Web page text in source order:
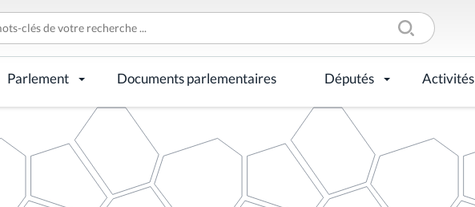
Parlement Documents parlementaires Députés Activités